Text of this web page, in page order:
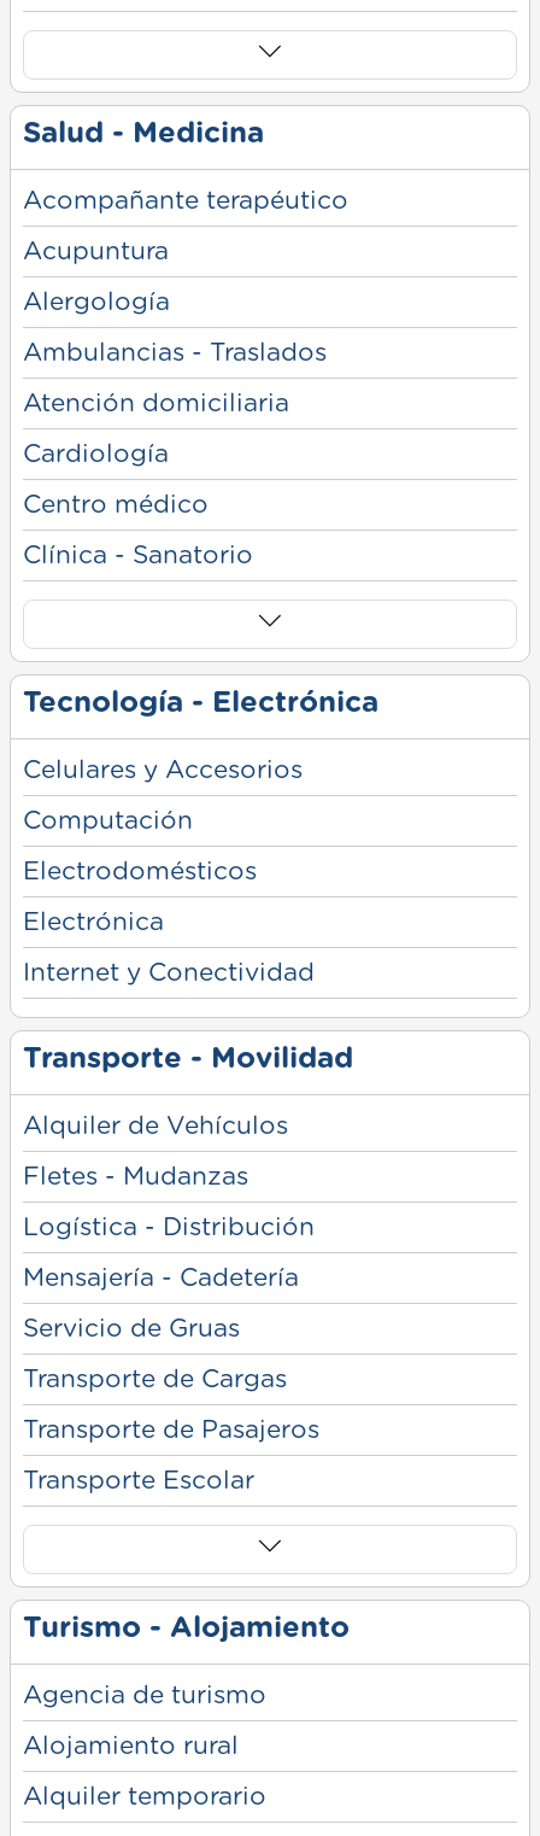
Salud - Medicina
Acompañante terapéutico
Acupuntura
Alergología
Ambulancias - Traslados
Atención domiciliaria
Cardiología
Centro médico
Clínica - Sanatorio
Tecnología - Electrónica
Celulares y Accesorios
Computación
Electrodomésticos
Electrónica
Internet y Conectividad
Transporte - Movilidad
Alquiler de Vehículos
Fletes - Mudanzas
Logística - Distribución
Mensajería - Cadetería
Servicio de Gruas
Transporte de Cargas
Transporte de Pasajeros
Transporte Escolar
Turismo - Alojamiento
Agencia de turismo
Alojamiento rural
Alquiler temporario